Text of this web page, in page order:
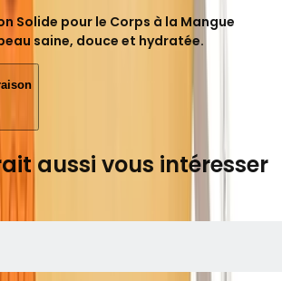
Solide pour le Corps à la Mangue
saine, douce et hydratée.
aussi vous intéresser